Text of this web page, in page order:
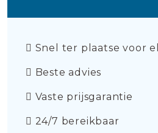
Snel ter plaatse voor
Beste advies
Vaste prijsgarantie
24/7 bereikbaar